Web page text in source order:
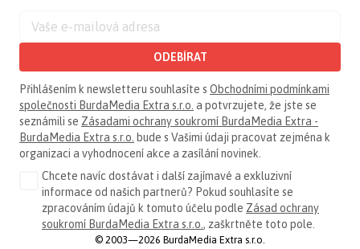
ODEBÍRAT
Přihlášením k newsletteru souhlasíte s Obchodními podmínkami
společnosti BurdaMedia Extra s.r.o. a potvrzujete, že jste se
seznámili se Zásadami ochrany soukromí BurdaMedia Extra -
BurdaMedia Extra s.r.o. bude s Vašimi údaji pracovat zejména k
organizaci a vyhodnocení akce a zasílání novinek.
Chcete navíc dostávat i další zajímavé a exkluzivní
informace od našich partnerů? Pokud souhlasíte se
zpracováním údajů k tomuto účelu podle Zásad ochrany
soukromí BurdaMedia Extra s.r.o., zaškrtněte toto pole.
© 2003—2026 BurdaMedia Extra s.r.o.